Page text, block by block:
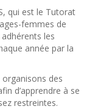
qui est le Tutorat
femmes de
les
année par la
des
d’apprendre à se
restreintes.